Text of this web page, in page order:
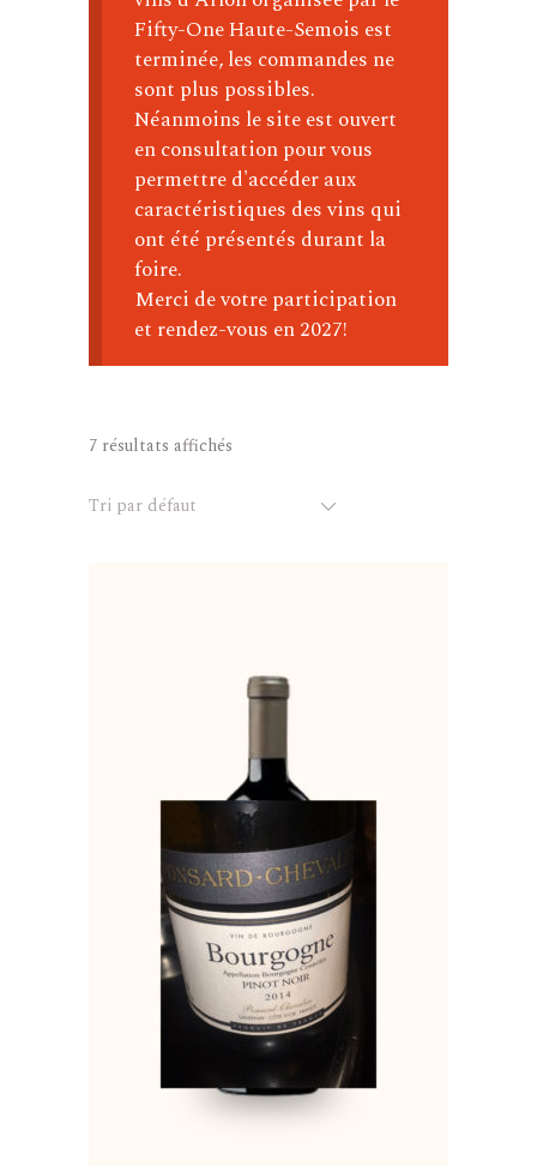
Fifty-One Haute-Semois est
terminée, les commandes ne
sont plus possibles.
Néanmoins le site est ouvert
en consultation pour vous
permettre d'accéder aux
caractéristiques des vins qui
ont été présentés durant la
foire.
Merci de votre participation
et rendez-vous en 2027!
7 résultats affichés
Tri par défaut